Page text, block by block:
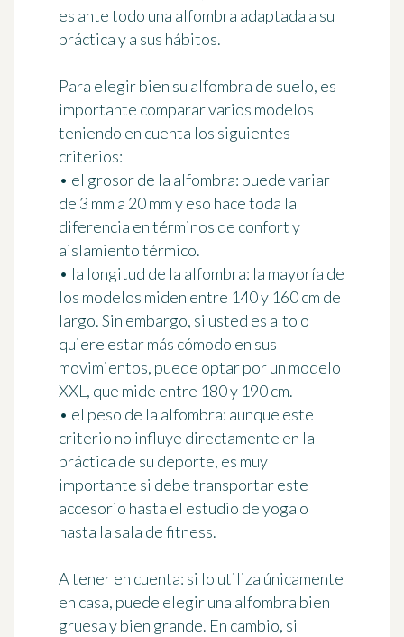
es ante todo una alfombra adaptada a su
prácticay a sus hábitos.
Para elegir bien su alfombra de suelo, es
importante comparar varios modelos
teniendo en cuenta los siguientes
criterios:
• el grosor de la alfombra: puede variar
de 3 mm a 20 mm y eso hace toda la
diferencia en términos de confort y
aislamiento térmico.
• la longitud de la alfombra: la mayoría de
los modelos miden entre 140 y 160 cm de
largo. Sin embargo, si usted es alto o
quiere estar más cómodo en sus
movimientos, puede optar por un modelo
XXL, que mide entre 180 y 190 cm.
• el peso de la alfombra: aunque este
criterio no influye directamente en la
práctica de su deporte, es muy
importante si debe transportar este
accesorio hasta el estudio de yoga o
hasta la sala de fitness.
A tener en cuenta: si lo utiliza únicamente
en casa, puede elegir una alfombra bien
gruesa y bien grande. En cambio, si